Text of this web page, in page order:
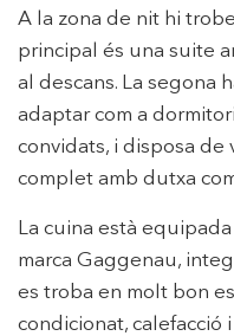
A la zona de nit hi
principal és una suite
al descans. La segona
adaptar com a
convidats, i disposa de
complet amb dutxa
La cuina està
marca Gaggenau,
es troba en molt bon
condicionat, calefacció